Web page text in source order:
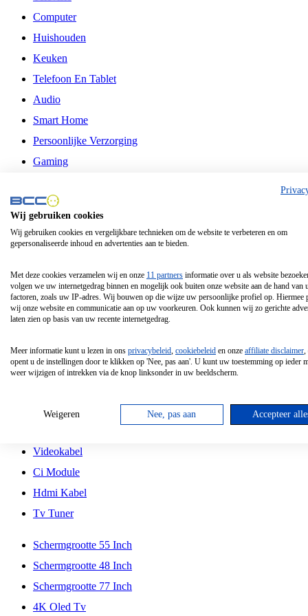
Computer
Huishouden
Keuken
Telefoon En Tablet
Audio
Smart Home
Persoonlijke Verzorging
Gaming
Philips
Schermgrootte 24 Inch
Schermgrootte 85 Inch
Schermgrootte 98 Inch
Tcl
Hd Led Tv
Antennekabel
Videokabel
Ci Module
Hdmi Kabel
Tv Tuner
Schermgrootte 55 Inch
Schermgrootte 48 Inch
Schermgrootte 77 Inch
4K Oled Tv
Wij gebruiken cookies
Wij gebruiken cookies en vergelijkbare technieken om de website te verbeteren en om
gepersonaliseerde inhoud en advertenties aan te bieden.
Met deze cookies verzamelen wij en onze 11 partners informatie over u als website
volgen we uw internetgedrag binnen en mogelijk ook buiten onze website aan de hand van
factoren, zoals uw IP-adres. Wij bouwen op die wijze uw persoonlijke profiel op. Hiermee
wij onze website en communicatie aan op uw voorkeuren. Ook kunnen wij zo gerichte
laten zien op basis van uw recente internetgedrag.
Meer informatie kunt u lezen in ons privacybeleid, cookiebeleid en onze affiliate disclaimer,
opent u de instellingen door te klikken op 'Nee, pas aan'. U kunt uw toestemming op ieder
weer wijzigen of intrekken via de knop linksonder in uw beeldscherm.
Weigeren Nee, pas aan Accepteer